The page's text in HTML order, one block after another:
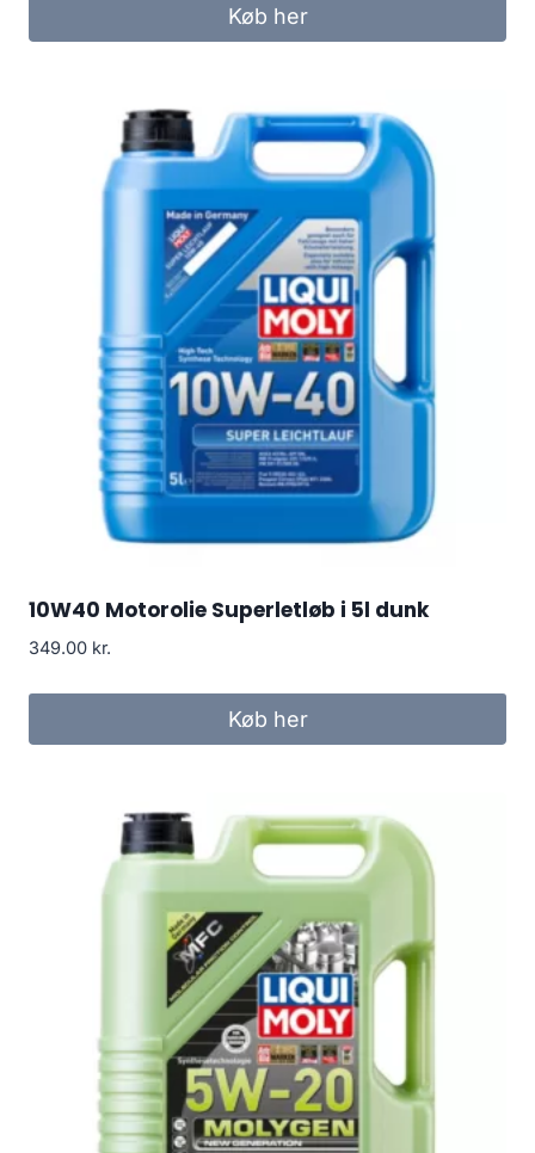
Køb her
10W40 Motorolie Superletløb i 5l dunk
349.00 kr.
Køb her